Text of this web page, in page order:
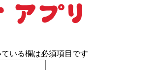
いる欄は必須項目です